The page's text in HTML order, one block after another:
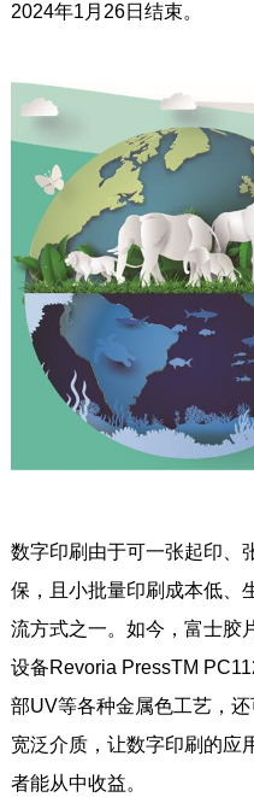
2024年1月26日结束。
数字印刷由于可一张起印、
保，且小批量印刷成本低、
流方式之一。如今，富士胶
设备Revoria PressTM
部UV等各种金属色工艺，
宽泛介质，让数字印刷的应
者能从中收益。